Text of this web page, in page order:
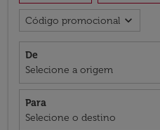
Código promocional expand_more
De
Selecione a origem
Para
Selecione o destino